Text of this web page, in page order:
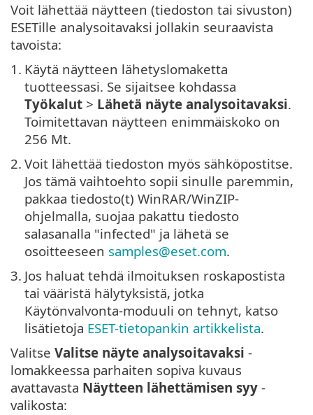
Voit lähettää näytteen (tiedoston tai sivuston)
ESETille analysoitavaksi jollakin seuraavista
tavoista:
1. Käytä näytteen lähetyslomaketta
tuotteessasi. Se sijaitsee kohdassa
Työkalut > Lähetä näyte analysoitavaksi.
Toimitettavan näytteen enimmäiskoko on
256 Mt.
2. Voit lähettää tiedoston myös sähköpostitse.
Jos tämä vaihtoehto sopii sinulle paremmin,
pakkaa tiedosto(t) WinRAR/WinZIP-
ohjelmalla, suojaa pakattu tiedosto
salasanalla "infected" ja lähetä se
osoitteeseen samples@eset.com.
3. Jos haluat tehdä ilmoituksen roskapostista
tai vääristä hälytyksistä, jotka
Käytönvalvonta-moduuli on tehnyt, katso
lisätietoja ESET-tietopankin artikkelista.
Valitse Valitse näyte analysoitavaksi -
lomakkeessa parhaiten sopiva kuvaus
avattavasta Näytteen lähettämisen syy -
valikosta: